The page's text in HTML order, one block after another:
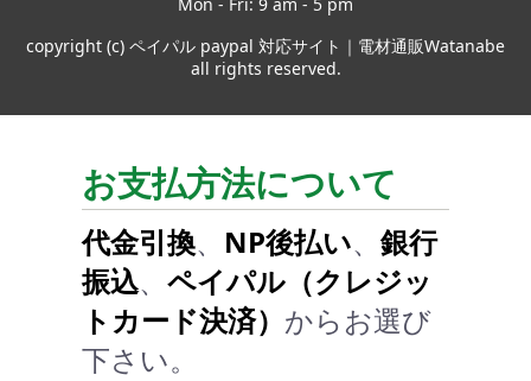
copyright (c) ペイパル paypal 対応サイト｜電材通販Watanabe
all rights reserved.
お支払方法について
代金引換、 NP後払い、 銀行
振込、 ペイパル（クレジッ
トカード決済） からお選び
下さい。